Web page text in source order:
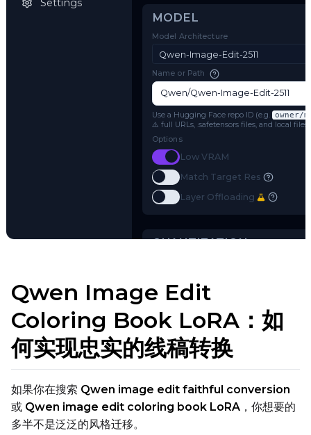
MODEL
Model Architecture
Qwen-Image-Edit-2511
Use a Hugging Face repo ID (e.g.
⚠️ full URLs, .safetensors files, and
QUANTIZATION
Transformer
Text Encoder
qfloat8 (default)
Qwen Image Edit
Coloring Book LoRA：如
何实现忠实的线稿转换
如果你在搜索 Qwen image edit faithful conversion
或 Qwen image edit coloring book LoRA ，你想要的
多半不是泛泛的风格迁移。